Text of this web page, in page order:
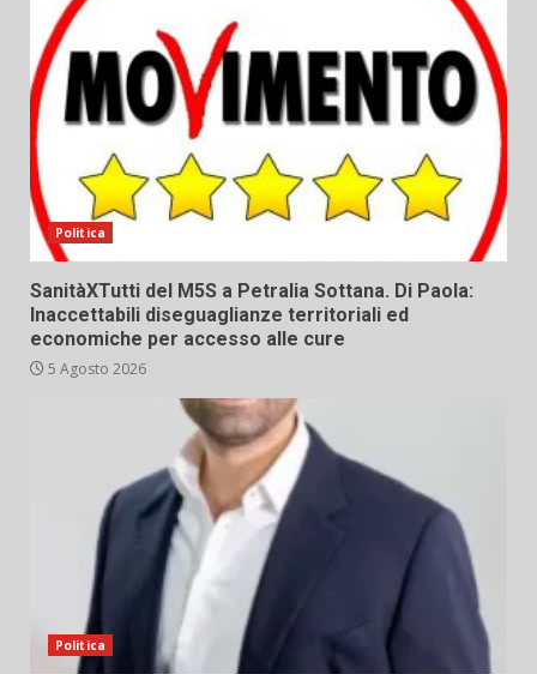
Politica
SanitàXTutti del M5S a Petralia Sottana. Di Paola:
Inaccettabili diseguaglianze territoriali ed
economiche per accesso alle cure
5 Agosto 2026
Politica